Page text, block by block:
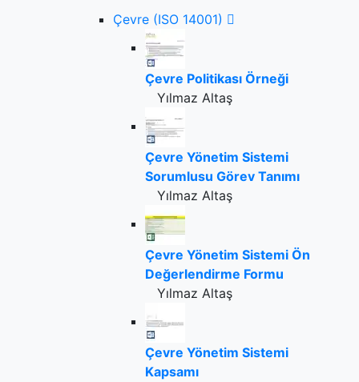
Çevre (ISO 14001)
Çevre Politikası Örneği
Yılmaz Altaş
Çevre Yönetim Sistemi
Sorumlusu Görev Tanımı
Yılmaz Altaş
Çevre Yönetim Sistemi Ön
Değerlendirme Formu
Yılmaz Altaş
Çevre Yönetim Sistemi
Kapsamı